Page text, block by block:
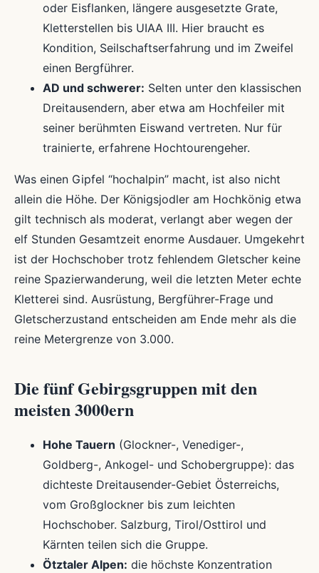
oder Eisflanken, längere ausgesetzte Grate,
Kletterstellen bis UIAA III. Hier braucht es
Kondition, Seilschaftserfahrung und im Zweifel
einen Bergführer.
AD und schwerer: Selten unter den klassischen
Dreitausendern, aber etwa am Hochfeiler mit
seiner berühmten Eiswand vertreten. Nur für
trainierte, erfahrene Hochtourengeher.
Was einen Gipfel “hochalpin” macht, ist also nicht
allein die Höhe. Der Königsjodler am Hochkönig etwa
gilt technisch als moderat, verlangt aber wegen der
elf Stunden Gesamtzeit enorme Ausdauer. Umgekehrt
ist der Hochschober trotz fehlendem Gletscher keine
reine Spazierwanderung, weil die letzten Meter echte
Kletterei sind. Ausrüstung, Bergführer-Frage und
Gletscherzustand entscheiden am Ende mehr als die
reine Metergrenze von 3.000.
Die fünf Gebirgsgruppen mit den
meisten 3000ern
Hohe Tauern (Glockner-, Venediger-,
Goldberg-, Ankogel- und Schobergruppe): das
dichteste Dreitausender-Gebiet Österreichs,
vom Großglockner bis zum leichten
Hochschober. Salzburg, Tirol/Osttirol und
Kärnten teilen sich die Gruppe.
Ötztaler Alpen: die höchste Konzentration